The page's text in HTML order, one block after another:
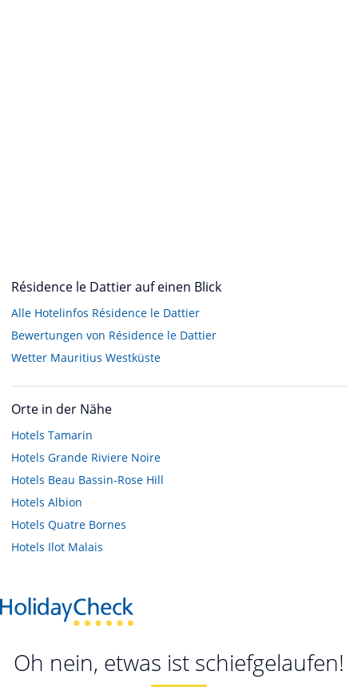
Résidence le Dattier auf einen Blick
Alle Hotelinfos Résidence le Dattier
Bewertungen von Résidence le Dattier
Wetter Mauritius Westküste
Orte in der Nähe
Hotels Tamarin
Hotels Grande Riviere Noire
Hotels Beau Bassin-Rose Hill
Hotels Albion
Hotels Quatre Bornes
Hotels Ilot Malais
Oh nein, etwas ist schiefgelaufen!